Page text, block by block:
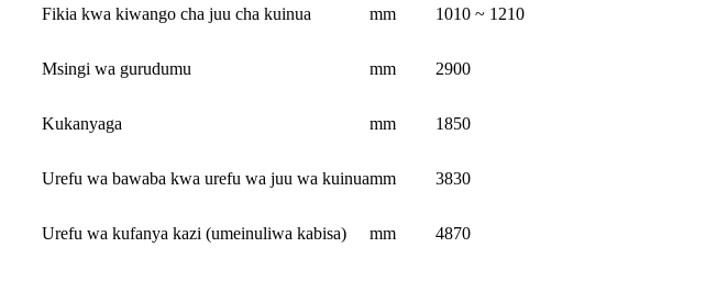
Fikia kwa kiwango cha juu cha kuinua mm 1010 ~ 1210
Msingi wa gurudumu mm 2900
Kukanyaga mm 1850
Urefu wa bawaba kwa urefu wa juu wa kuinuamm 3830
Urefu wa kufanya kazi (umeinuliwa kabisa) mm 4870